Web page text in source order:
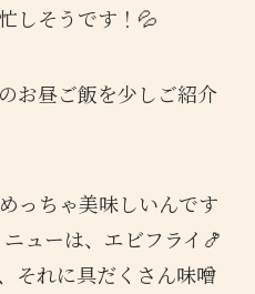
しそうです！💦
お昼ご飯を少しご紹介
っちゃ美味しいんです
ューは、エビフライ🍤
それに具だくさん味噌